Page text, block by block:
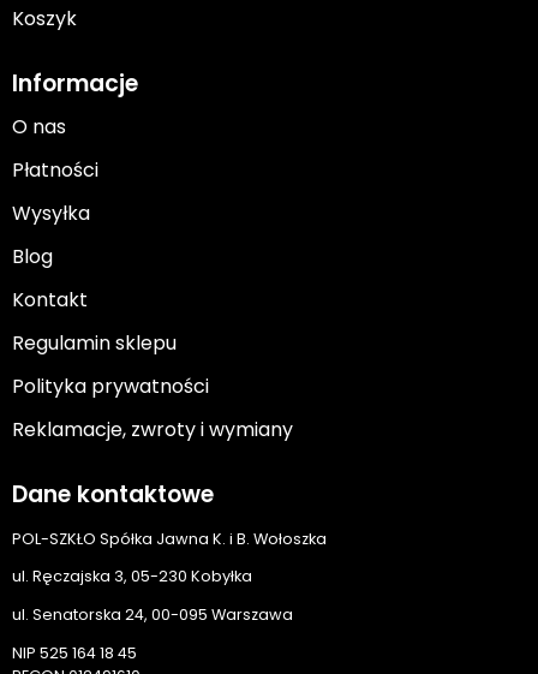
Koszyk
Informacje
O nas
Płatności
Wysyłka
Blog
Kontakt
Regulamin sklepu
Polityka prywatności
Reklamacje, zwroty i wymiany
Dane kontaktowe
POL-SZKŁO Spółka Jawna K. i B. Wołoszka
ul. Ręczajska 3, 05-230 Kobyłka
ul. Senatorska 24, 00-095 Warszawa
NIP 525 164 18 45